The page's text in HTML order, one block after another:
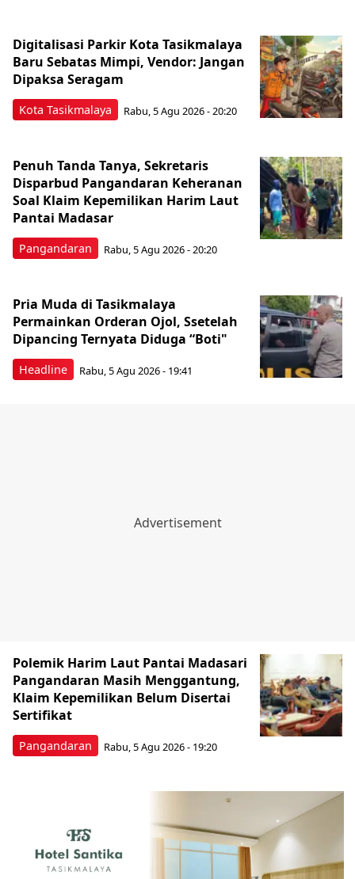
Kota Tasikmalaya
Digitalisasi Parkir Kota Tasikmalaya
Baru Sebatas Mimpi, Vendor: Jangan
Dipaksa Seragam
Rabu, 5 Agu 2026 - 20:20
Pangandaran
Penuh Tanda Tanya, Sekretaris
Disparbud Pangandaran Keheranan
Soal Klaim Kepemilikan Harim Laut
Pantai Madasar
Rabu, 5 Agu 2026 - 20:20
Headline
Pria Muda di Tasikmalaya
Permainkan Orderan Ojol, Ssetelah
Dipancing Ternyata Diduga “Boti"
Rabu, 5 Agu 2026 - 19:41
Pangandaran
Polemik Harim Laut Pantai Madasari
Pangandaran Masih Menggantung,
Klaim Kepemilikan Belum Disertai
Sertifikat
Rabu, 5 Agu 2026 - 19:20